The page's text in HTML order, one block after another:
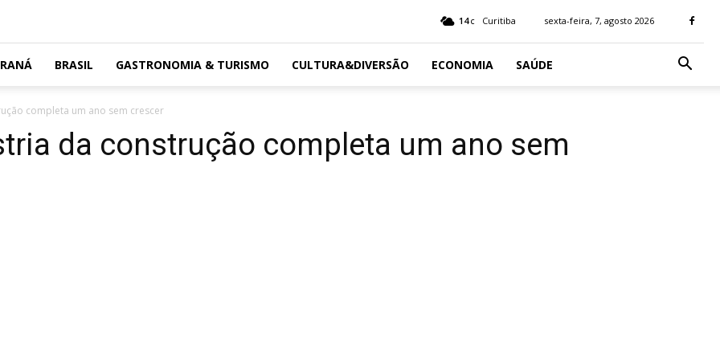
14 C Curitiba sexta-feira, 7, agosto 2026
BRASIL GASTRONOMIA & TURISMO CULTURA&DIVERSÃO ECONOMIA SAÚDE
completa um ano sem crescer
da construção completa um ano sem